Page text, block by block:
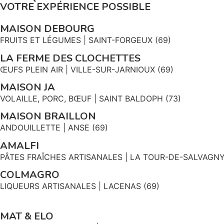
VOTRE EXPÉRIENCE POSSIBLE
MAISON DEBOURG
FRUITS ET LÉGUMES | SAINT-FORGEUX (69)
LA FERME DES CLOCHETTES
ŒUFS PLEIN AIR | VILLE-SUR-JARNIOUX (69)
MAISON JA
VOLAILLE, PORC, BŒUF | SAINT BALDOPH (73)
MAISON BRAILLON
ANDOUILLETTE | ANSE (69)
AMALFI
PÂTES FRAÎCHES ARTISANALES | LA TOUR-DE-
COLMAGRO
LIQUEURS ARTISANALES | LACENAS (69)
MAT & ELO